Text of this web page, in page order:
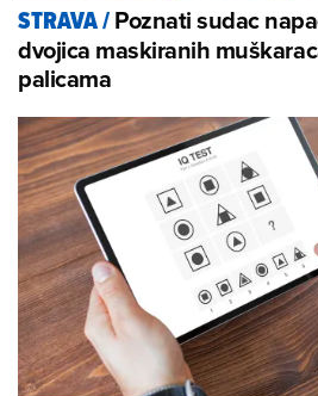
STRAVA/Poznati sudac
dvojica maskiranih
palicama